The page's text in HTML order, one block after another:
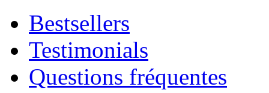
Bestsellers
Testimonials
Questions fréquentes